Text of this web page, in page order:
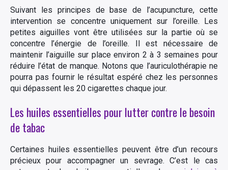
Suivant les principes de base de l’acupuncture, cette
intervention se concentre uniquement sur l’oreille. Les
petites aiguilles vont être utilisées sur la partie où se
concentre l’énergie de l’oreille. Il est nécessaire de
maintenir l’aiguille sur place environ 2 à 3 semaines pour
réduire l’état de manque. Notons que l’auriculothérapie ne
pourra pas fournir le résultat espéré chez les personnes
qui dépassent les 20 cigarettes chaque jour.
Les huiles essentielles pour lutter contre le besoin
de tabac
Certaines huiles essentielles peuvent être d’un recours
précieux pour accompagner un sevrage. C’est le cas